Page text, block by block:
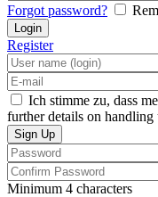
Forgot password?
Register
Ich stimme zu, dass
further details on handling
Minimum 4 characters